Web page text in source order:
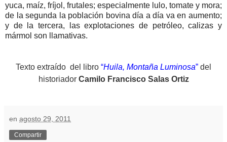
yuca, maíz, fríjol, frutales; especialmente lulo, tomate y mora;
de la segunda la población bovina día a día va en aumento;
y de la tercera, las explotaciones de petróleo, calizas y
mármol son llamativas.
Texto extraído del libro “Huila, Montaña Luminosa” del
historiador Camilo Francisco Salas Ortiz
en agosto 29, 2011
Compartir